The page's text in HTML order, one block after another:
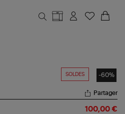
SOLDES -60%
Partager
100,00 €